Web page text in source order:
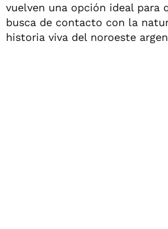
vuelven una opción ideal para
busca de contacto con la
historia viva del noroeste